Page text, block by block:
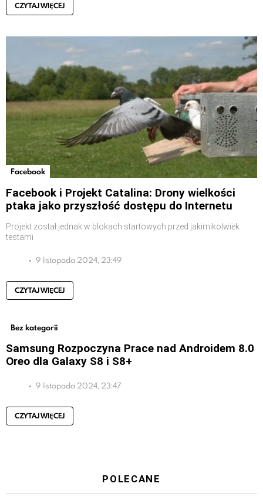
CZYTAJ WIĘCEJ
Facebook
Facebook i Projekt Catalina: Drony wielkości
ptaka jako przyszłość dostępu do Internetu
Projekt został jednak w blokach startowych przed jakimikolwiek
testami
9 listopada 2024, 23:49
CZYTAJ WIĘCEJ
Bez kategorii
Samsung Rozpoczyna Prace nad Androidem 8.0
Oreo dla Galaxy S8 i S8+
9 listopada 2024, 23:47
CZYTAJ WIĘCEJ
POLECANE